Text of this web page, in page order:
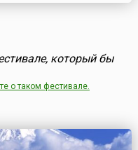
который бы
о таком фестивале.